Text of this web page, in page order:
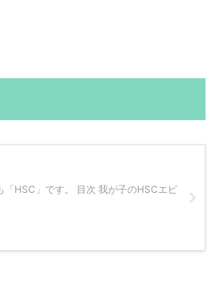
HSC」です。 目次 我が子のHSCエピ